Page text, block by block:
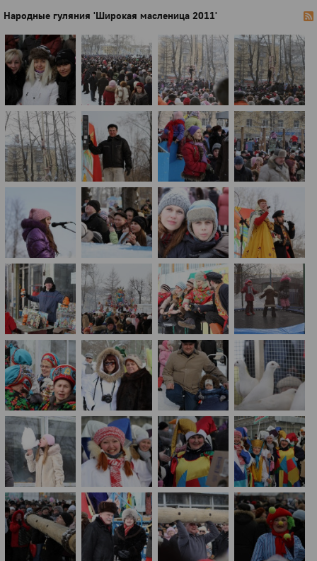
Народные гуляния 'Широкая масленица 2011'